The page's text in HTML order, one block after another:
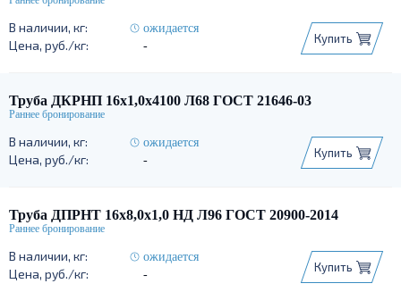
ожидается
-
Купить
Труба ДКРНП 16х1,0х4100 Л68 ГОСТ 21646-03
ожидается
-
Купить
Труба ДПРНТ 16х8,0х1,0 НД Л96 ГОСТ 20900-2014
ожидается
-
Купить